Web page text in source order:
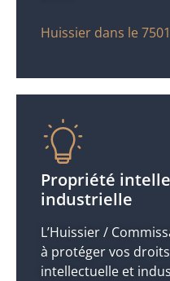
Huissier dans le
Propriété
industrielle
L’Huissier /
à protéger vos
intellectuelle et